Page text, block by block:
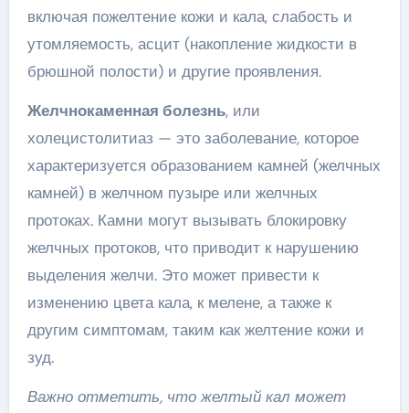
включая пожелтение кожи и кала, слабость и
утомляемость, асцит (накопление жидкости в
брюшной полости) и другие проявления.
Желчнокаменная болезнь, или
холецистолитиаз — это заболевание, которое
характеризуется образованием камней (желчных
камней) в желчном пузыре или желчных
протоках. Камни могут вызывать блокировку
желчных протоков, что приводит к нарушению
выделения желчи. Это может привести к
изменению цвета кала, к мелене, а также к
другим симптомам, таким как желтение кожи и
зуд.
Важно отметить, что желтый кал может